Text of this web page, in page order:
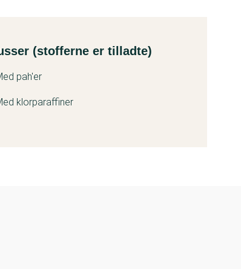
(stofferne er tilladte)
pah'er
klorparaffiner